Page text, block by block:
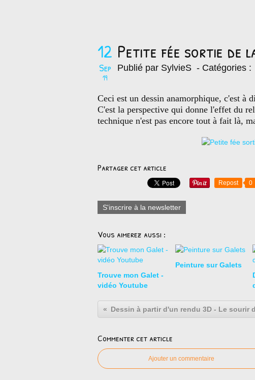
12
Sep
19
Petite fée sortie de
Publié par SylvieS - Catégories :
Ceci est un dessin anamorphique, c'est à
C'est la perspective qui donne l'effet du
technique n'est pas encore tout à fait là,
Partager cet article
Repost 0
S'inscrire à la newsletter
Vous aimerez aussi :
Trouve mon Galet -
vidéo Youtube
Peinture sur Galets
Dessin à partir d'un rendu 3D - Le sourir
Commenter cet article
Ajouter un commentaire